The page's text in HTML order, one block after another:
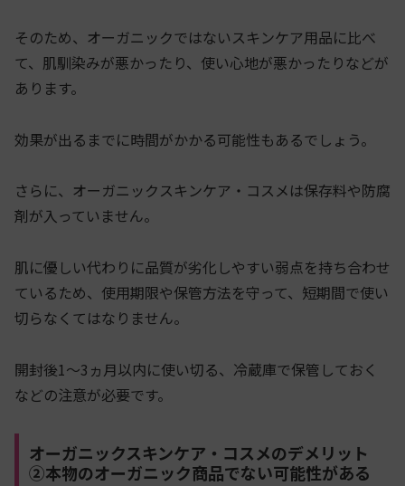
そのため、オーガニックではないスキンケア用品に比べ
て、肌馴染みが悪かったり、使い心地が悪かったりなどが
あります。
効果が出るまでに時間がかかる可能性もあるでしょう。
さらに、オーガニックスキンケア・コスメは保存料や防腐
剤が入っていません。
肌に優しい代わりに品質が劣化しやすい弱点を持ち合わせ
ているため、使用期限や保管方法を守って、短期間で使い
切らなくてはなりません。
開封後1〜3ヵ月以内に使い切る、冷蔵庫で保管しておく
などの注意が必要です。
オーガニックスキンケア・コスメのデメリット
②本物のオーガニック商品でない可能性がある